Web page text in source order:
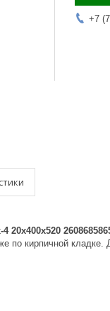
+7
20х400х520
по кирпичной